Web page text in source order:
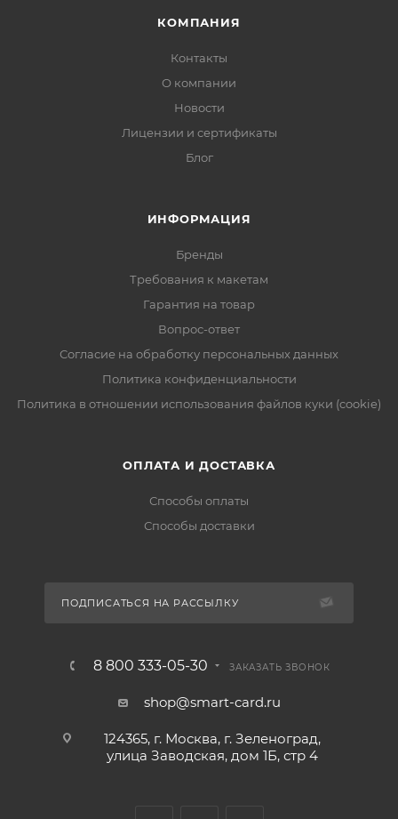
КОМПАНИЯ
Контакты
О компании
Новости
Лицензии и сертификаты
Блог
ИНФОРМАЦИЯ
Бренды
Требования к макетам
Гарантия на товар
Вопрос-ответ
Согласие на обработку персональных данных
Политика конфиденциальности
Политика в отношении использования файлов куки (cookie)
ОПЛАТА И ДОСТАВКА
Способы оплаты
Способы доставки
ПОДПИСАТЬСЯ НА РАССЫЛКУ
8 800 333-05-30 ЗАКАЗАТЬ ЗВОНОК
shop@smart-card.ru
124365, г. Москва, г. Зеленоград,
улица Заводская, дом 1Б, стр 4